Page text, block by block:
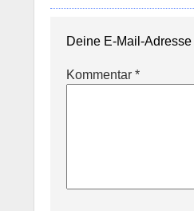
Deine E-Mail-
Kommentar *